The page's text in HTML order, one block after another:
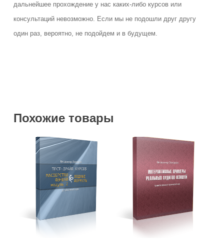
дальнейшее прохождение у нас каких-либо курсов или
консультаций невозможно. Если мы не подошли друг другу
один раз, вероятно, не подойдем и в будущем.
Похожие товары